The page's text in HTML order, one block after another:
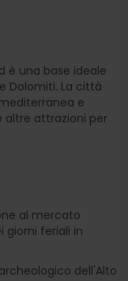
è una base ideale
Dolomiti. La città
e
altre attrazioni per
al mercato
giorni feriali in
dell'Alto